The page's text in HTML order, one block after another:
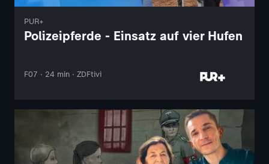
PUR+
Polizeipferde - Einsatz auf vier Hufen
F07 · 24 min · ZDFtivi